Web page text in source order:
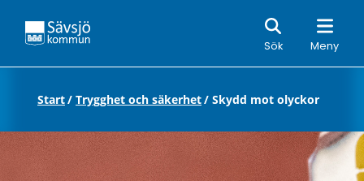
Sök Meny
Sök
Start/ Trygghet och säkerhet/ Skydd mot olyckor